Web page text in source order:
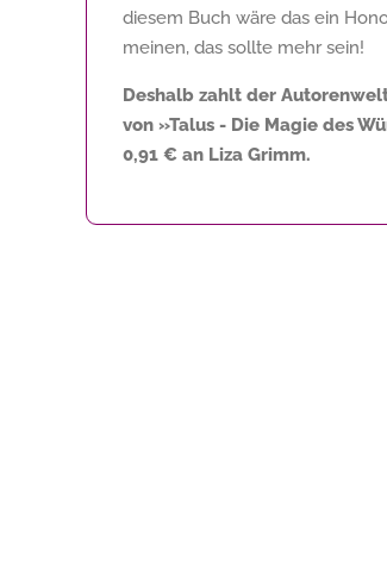
diesem Buch wäre das ein
meinen, das sollte mehr sein!
Deshalb zahlt der
von »Talus - Die Magie des
0,91 € an Liza Grimm.